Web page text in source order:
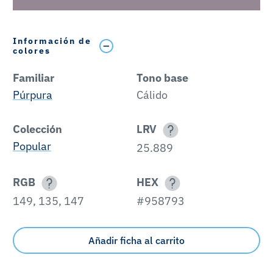
Información de
colores
Familiar
Púrpura
Tono base
Cálido
Colección
Popular
LRV
25.889
RGB
149, 135, 147
HEX
#958793
Añadir ficha al carrito